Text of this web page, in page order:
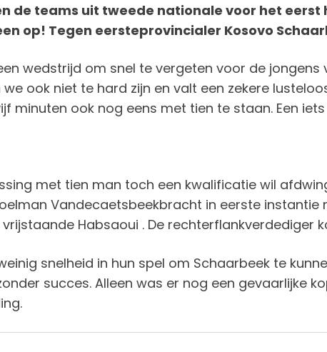
de teams uit tweede nationale voor het eerst
op! Tegen eersteprovincialer Kosovo
wedstrijd om snel te vergeten voor de jongens
ook niet te hard zijn en valt een zekere
minuten ook nog eens met tien te staan. Een
met tien man toch een kwalificatie wil
Vandecaetsbeekbracht in eerste
Habsaoui . De rechterflankverdediger
snelheid in hun spel om Schaarbeek te
succes. Alleen was er nog een gevaarlijke